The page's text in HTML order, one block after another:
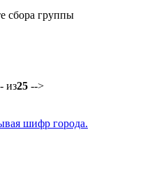
сбора группы
из25 -->
шифр города.